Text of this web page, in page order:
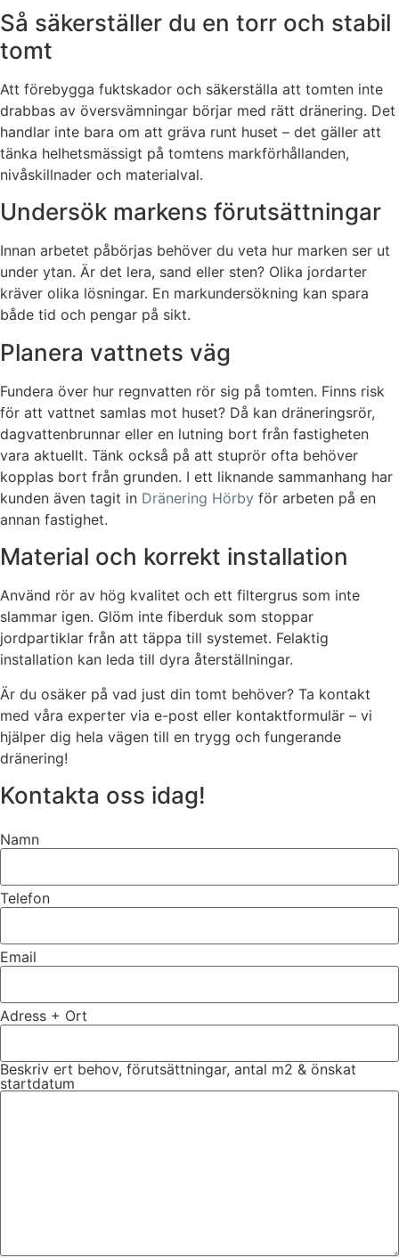
Så säkerställer du en torr och stabil
tomt
Att förebygga fuktskador och säkerställa att tomten inte
drabbas av översvämningar börjar med rätt dränering. Det
handlar inte bara om att gräva runt huset – det gäller att
tänka helhetsmässigt på tomtens markförhållanden,
nivåskillnader och materialval.
Undersök markens förutsättningar
Innan arbetet påbörjas behöver du veta hur marken ser ut
under ytan. Är det lera, sand eller sten? Olika jordarter
kräver olika lösningar. En markundersökning kan spara
både tid och pengar på sikt.
Planera vattnets väg
Fundera över hur regnvatten rör sig på tomten. Finns risk
för att vattnet samlas mot huset? Då kan dräneringsrör,
dagvattenbrunnar eller en lutning bort från fastigheten
vara aktuellt. Tänk också på att stuprör ofta behöver
kopplas bort från grunden. I ett liknande sammanhang har
kunden även tagit in Dränering Hörby för arbeten på en
annan fastighet.
Material och korrekt installation
Använd rör av hög kvalitet och ett filtergrus som inte
slammar igen. Glöm inte fiberduk som stoppar
jordpartiklar från att täppa till systemet. Felaktig
installation kan leda till dyra återställningar.
Är du osäker på vad just din tomt behöver? Ta kontakt
med våra experter via e-post eller kontaktformulär – vi
hjälper dig hela vägen till en trygg och fungerande
dränering!
Kontakta oss idag!
Namn
Telefon
Email
Adress + Ort
Beskriv ert behov, förutsättningar, antal m2 & önskat
startdatum